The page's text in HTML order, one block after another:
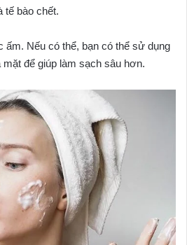
tế bào chết.
Nếu có thể, bạn có thể sử dụng
để giúp làm sạch sâu hơn.